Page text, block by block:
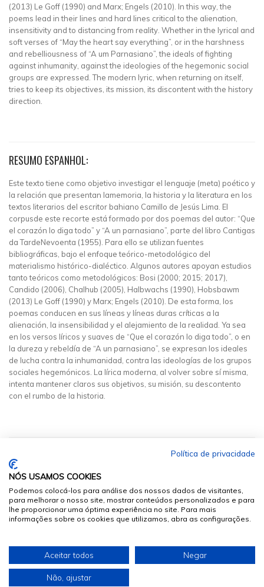
(2013) Le Goff (1990) and Marx; Engels (2010). In this way, the
poems lead in their lines and hard lines critical to the alienation,
insensitivity and to distancing from reality. Whether in the lyrical and
soft verses of “May the heart say everything”, or in the harshness
and rebelliousness of “A um Parnasiano”, the ideals of fighting
against inhumanity, against the ideologies of the hegemonic social
groups are expressed. The modern lyric, when returning on itself,
tries to keep its objectives, its mission, its discontent with the history
direction.
RESUMO ESPANHOL:
Este texto tiene como objetivo investigar el lenguaje (meta) poético y
la relación que presentan lamemoria, la historia y la literatura en los
textos literarios del escritor bahiano Camillo de Jesús Lima. El
corpusde este recorte está formado por dos poemas del autor: “Que
el corazón lo diga todo” y “A un parnasiano”, parte del libro Cantigas
da TardeNevoenta (1955). Para ello se utilizan fuentes
bibliográficas, bajo el enfoque teórico-metodológico del
materialismo histórico-dialéctico. Algunos autores apoyan estudios
tanto teóricos como metodológicos: Bosi (2000; 2015; 2017),
Candido (2006), Chalhub (2005), Halbwachs (1990), Hobsbawm
(2013) Le Goff (1990) y Marx; Engels (2010). De esta forma, los
poemas conducen en sus líneas y líneas duras críticas a la
alienación, la insensibilidad y el alejamiento de la realidad. Ya sea
en los versos líricos y suaves de “Que el corazón lo diga todo”, o en
la dureza y rebeldía de “A un parnasiano”, se expresan los ideales
de lucha contra la inhumanidad, contra las ideologías de los grupos
sociales hegemónicos. La lírica moderna, al volver sobre sí misma,
intenta mantener claros sus objetivos, su misión, su descontento
con el rumbo de la historia.
© 2026 Sumários.org
. Todos os Direitos Reservados
Desenvolvido por
Política de privacidade
NÓS USAMOS COOKIES
Podemos colocá-los para análise dos nossos dados de visitantes,
para melhorar o nosso site, mostrar conteúdos personalizados e para
lhe proporcionar uma óptima experiência no site. Para mais
informações sobre os cookies que utilizamos, abra as configurações.
Aceitar todos Negar
Não, ajustar